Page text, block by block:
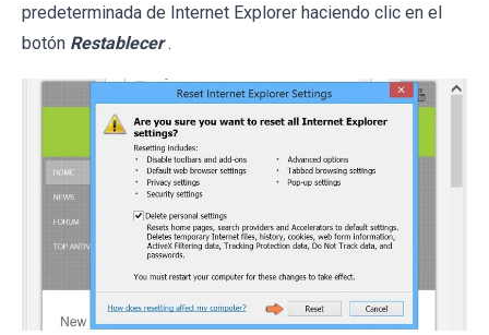
predeterminada de Internet Explorer haciendo clic en el
botón Restablecer .